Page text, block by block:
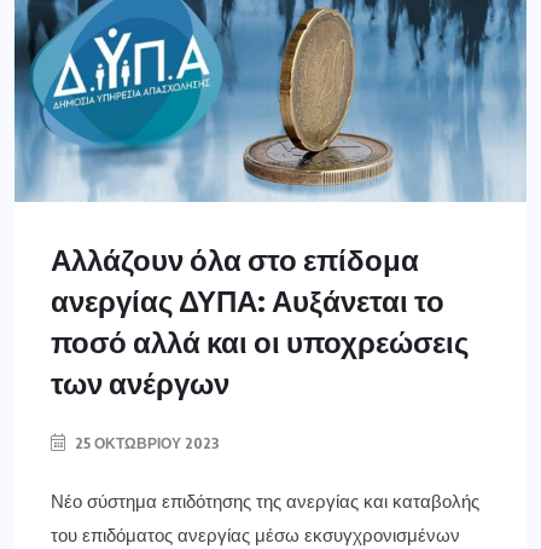
Αλλάζουν όλα στο επίδομα
ανεργίας ΔΥΠΑ: Αυξάνεται το
ποσό αλλά και οι υποχρεώσεις
των ανέργων
25 ΟΚΤΩΒΡΊΟΥ 2023
Νέο σύστημα επιδότησης της ανεργίας και καταβολής
του επιδόματος ανεργίας μέσω εκσυγχρονισμένων